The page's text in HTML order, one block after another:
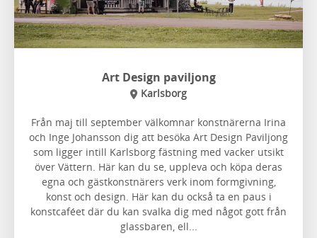
Art Design paviljong
Karlsborg
Från maj till september välkomnar konstnärerna Irina
och Inge Johansson dig att besöka Art Design Paviljong
som ligger intill Karlsborg fästning med vacker utsikt
över Vättern. Här kan du se, uppleva och köpa deras
egna och gästkonstnärers verk inom formgivning,
konst och design. Här kan du också ta en paus i
konstcaféet där du kan svalka dig med något gott från
glassbaren, ell...